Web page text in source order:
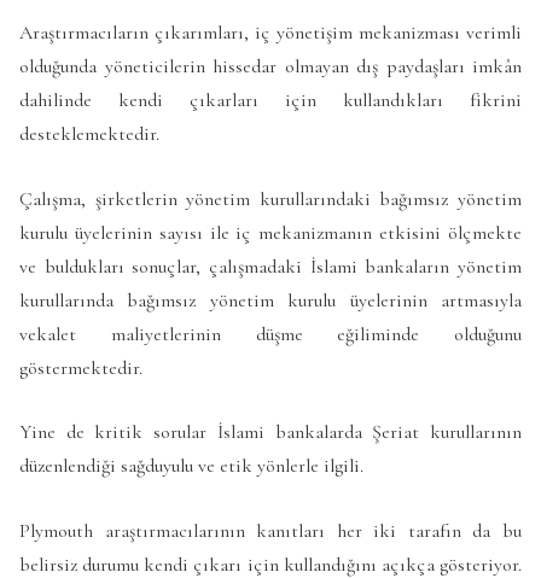
Araştırmacıların çıkarımları, iç yönetişim mekanizması verimli
olduğunda yöneticilerin hissedar olmayan dış paydaşları imkân
dahilinde kendi çıkarları için kullandıkları fikrini
desteklemektedir.
Çalışma, şirketlerin yönetim kurullarındaki bağımsız yönetim
kurulu üyelerinin sayısı ile iç mekanizmanın etkisini ölçmekte
ve buldukları sonuçlar, çalışmadaki İslami bankaların yönetim
kurullarında bağımsız yönetim kurulu üyelerinin artmasıyla
vekalet maliyetlerinin düşme eğiliminde olduğunu
göstermektedir.
Yine de kritik sorular İslami bankalarda Şeriat kurullarının
düzenlendiği sağduyulu ve etik yönlerle ilgili.
Plymouth araştırmacılarının kanıtları her iki tarafın da bu
belirsiz durumu kendi çıkarı için kullandığını açıkça gösteriyor.